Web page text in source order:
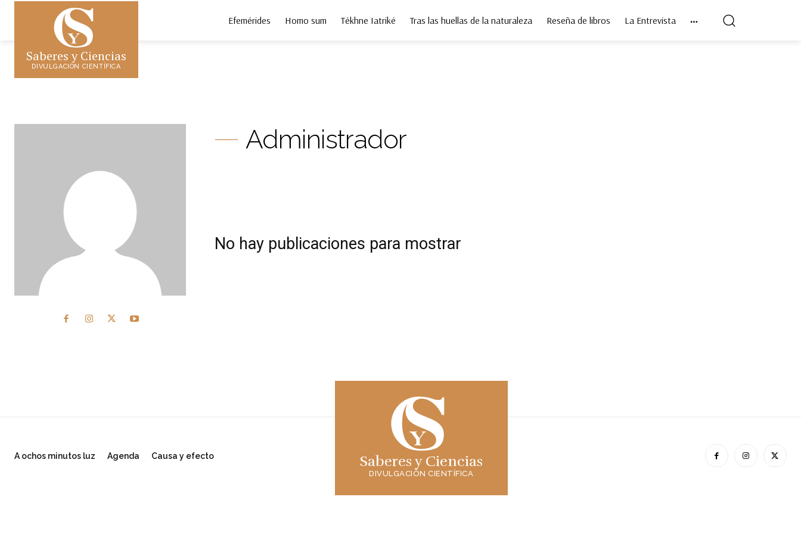
Saberes y Ciencias
DIVULGACIÓN CIENTÍFICA
Efemérides Homo sum Tékhne Iatriké Tras las huellas de la naturaleza Reseña de libros La Entrevista
Administrador
No hay publicaciones para mostrar
A ochos minutos luz Agenda Causa y efecto Saberes y Ciencias
DIVULGACIÓN CIENTÍFICA